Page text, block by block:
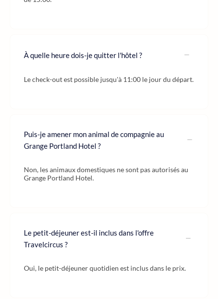
À quelle heure dois-je quitter l'hôtel ?
Le check-out est possible jusqu'à 11:00 le jour du départ.
Puis-je amener mon animal de compagnie au
Grange Portland Hotel ?
Non, les animaux domestiques ne sont pas autorisés au
Grange Portland Hotel.
Le petit-déjeuner est-il inclus dans l'offre
Travelcircus ?
Oui, le petit-déjeuner quotidien est inclus dans le prix.